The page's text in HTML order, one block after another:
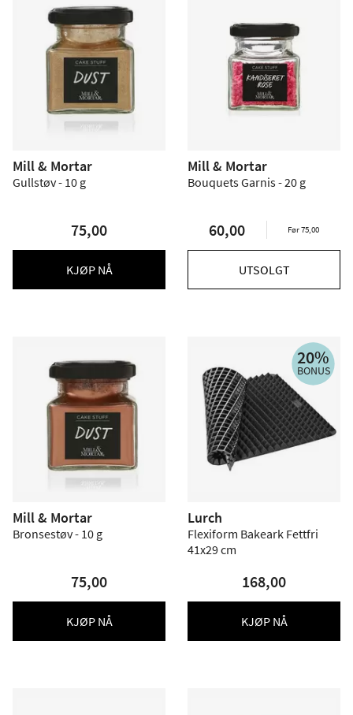
Mill & Mortar
Gullstøv - 10 g
75,00
KJØP NÅ
Mill & Mortar
Bouquets Garnis - 20 g
60,00 Før 75,00
UTSOLGT
Mill & Mortar
Bronsestøv - 10 g
75,00
KJØP NÅ
20%
BONUS
Lurch
Flexiform Bakeark Fettfri
41x29 cm
168,00
KJØP NÅ